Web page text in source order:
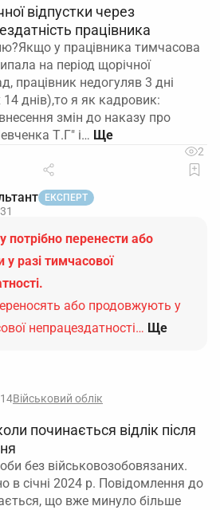
відпустки через
працівника
у працівника тимчасова
на період щорічної
працівник недогуляв 3 дні
14 днів),то я як кадровик:
змін до наказу про
Т.Г" і…
2
ЕКСПЕРТ
потрібно перенести або
разі тимчасової
або продовжують у
непрацездатності… Ще
Військовий облік
починається відлік після
без військовозобовязаних.
в січні 2024 р. Повідомлення до
що вже минуло більше